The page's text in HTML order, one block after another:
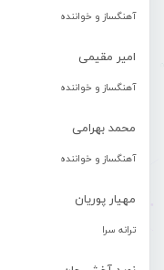
آهنگساز و خواننده
امیر مقیمی
آهنگساز و خواننده
محمد بهرامی
آهنگساز و خواننده
مهیار پوریان
ترانه سرا